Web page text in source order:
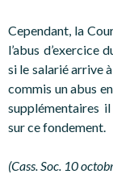
Cependant, la
l’abus d’exercice
si le salarié arrive
commis un abus
supplémentaires
sur ce fondement.
(Cass. Soc. 10